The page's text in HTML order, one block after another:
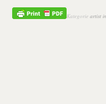
Kategorie artist